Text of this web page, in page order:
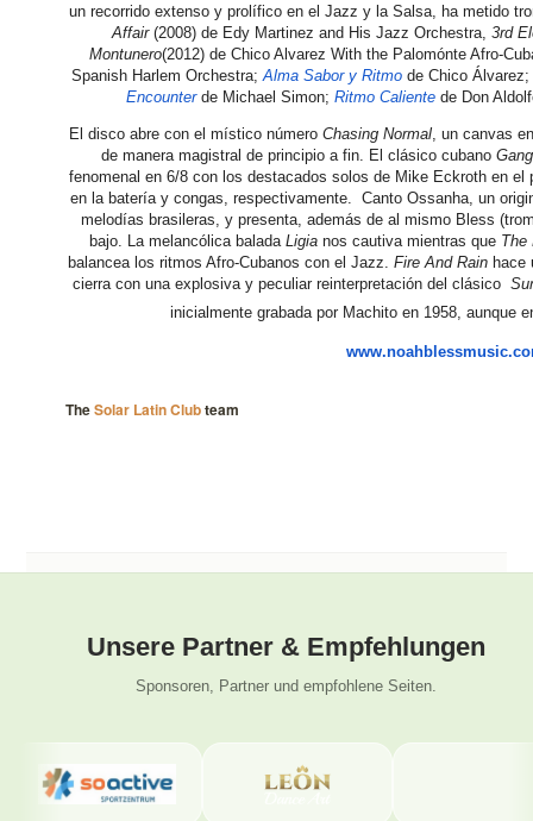
un recorrido extenso y prolífico en el Jazz y la Salsa, ha metido
Affair(2008) de Edy Martinez and His Jazz Orchestra, 3rd
Montunero(2012) de Chico Alvarez With the Palomónte Afro-
Spanish Harlem Orchestra;Alma Sabor y Ritmo de Chico
Encounter de Michael Simon; Ritmo Caliente de Don
El disco abre con el místico número Chasing Normal, un canvas
de manera magistral de principio a fin. El clásico cubano
fenomenal en 6/8 con los destacados solos de Mike Eckroth en
en la batería y congas, respectivamente. Canto Ossanha, un
melodías brasileras, y presenta, además de al mismo Bless
bajo. La melancólica balada Ligia nos cautiva mientras que The
balancea los ritmos Afro-Cubanos con el Jazz. Fire And Rainhace
cierra con una explosiva y peculiar reinterpretación del clásico
inicialmente grabada por Machito en 1958, aunque
TheSolar Latin Clubteam
Unsere Partner & Empfehlungen
Sponsoren, Partner und empfohlene Seiten.